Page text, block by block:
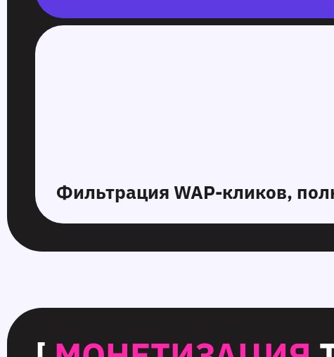
Фильтрация WAP-кликов,